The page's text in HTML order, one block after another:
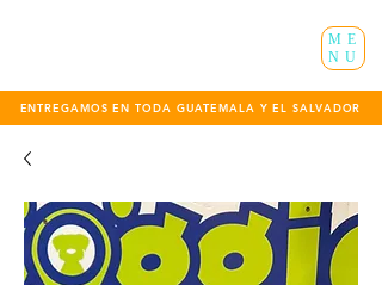
ENTREGAMOS EN TODA GUATEMALA Y EL SALVADOR
ME
NU